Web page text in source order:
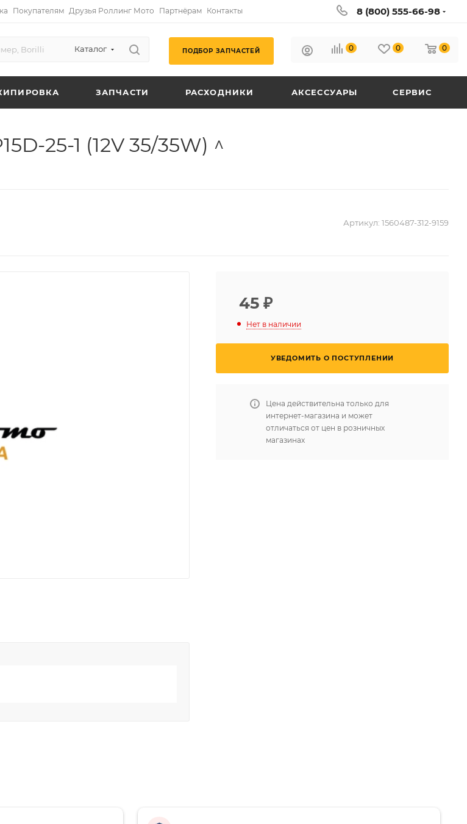
Покупателям Друзья Роллинг Мото Партнёрам Контакты 8 (800) 555-66-98
Каталог ПОДБОР ЗАПЧАСТЕЙ 0 0 0
ЗАПЧАСТИ РАСХОДНИКИ АКСЕССУАРЫ СЕРВИС
25-1 (12V 35/35W) ^
Артикул: 1560487-312-9159
45 ₽
Нет в наличии
УВЕДОМИТЬ О ПОСТУПЛЕНИИ
Цена действительна только для
интернет-магазина и может
отличаться от цен в розничных
магазинах